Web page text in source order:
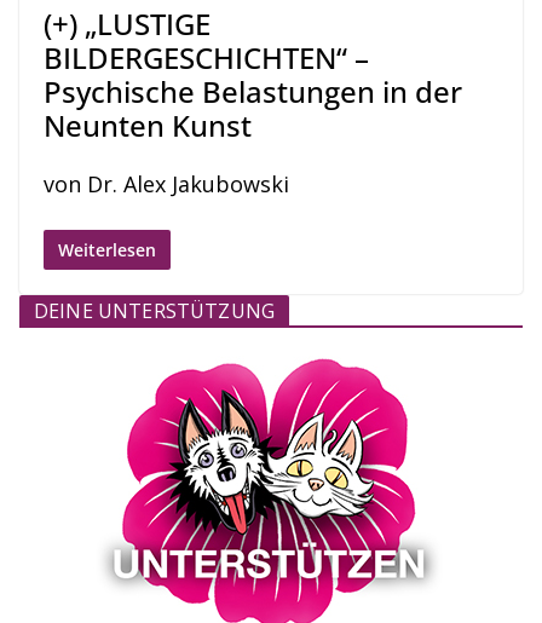
(+) „LUSTIGE
BILDERGESCHICHTEN“ –
Psychische Belastungen in der
Neunten Kunst
von Dr. Alex Jakubowski
Weiterlesen
DEINE UNTERSTÜTZUNG